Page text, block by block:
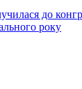
до
року